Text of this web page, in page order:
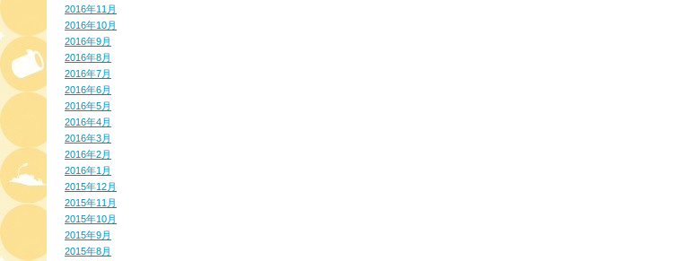
2016年11月
2016年10月
2016年9月
2016年8月
2016年7月
2016年6月
2016年5月
2016年4月
2016年3月
2016年2月
2016年1月
2015年12月
2015年11月
2015年10月
2015年9月
2015年8月